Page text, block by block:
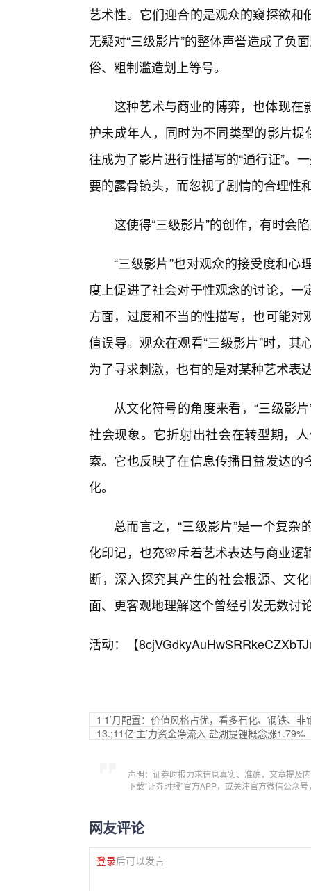
艺术性。它们迎合的是观众的窥探欲
无疑对“三级影片”的整体声誉造成了负
俗、粗制滥造划上等号。
这种艺术与商业的博弈，也体现在
护未成年人，同时为不同类型的影片
往成为了影片进行性描写的“通行证”。
要的露骨镜头，而忽视了剧情的合理性
这使得“三级影片”的创作，有时会
“三级影片”也对观众的接受度和
度上促进了社会对于性观念的讨论，
方面，过度和不当的性描写，也可能
值误导。观众在观看“三级影片”时，
为了寻求刺激，也有的是对某种艺术表
从文化符号的角度来看，“三级影
社会现象。它折射出社会在转型期，
索。它也反映了在信息传播日益发达
化。
总而言之，“三级影片”是一个复
化印记，也充🌸斥着艺术表达与商业
断，深入探究其产生的社会根源、文
面、更客观地理解这个曾经引发无数讨
活动：【
1‘1’月配置：价值风格占优，看多石化、钢铁、
13.;11亿‘主’力资金净流入 盐湖提锂概念涨1.79%
声明：证券时报力求信息真实、准确，文章提及
下载“证券时报”官方APP，或关注官方微信公众
网友评论
登录后可以发言